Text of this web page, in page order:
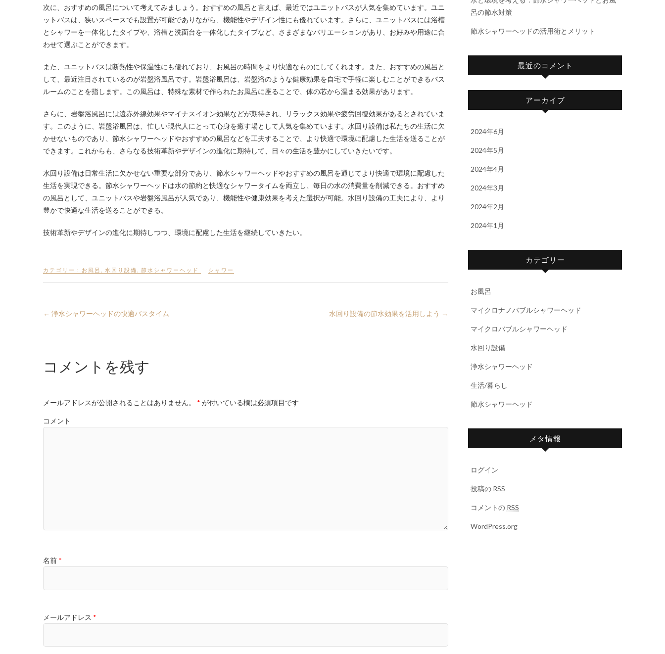
次に、おすすめの風呂について考えてみましょう。おすすめの風呂と言えば、最近ではユニットバスが人気を集めています。ユニ
ットバスは、狭いスペースでも設置が可能でありながら、機能性やデザイン性にも優れています。さらに、ユニットバスには浴槽
とシャワーを一体化したタイプや、浴槽と洗面台を一体化したタイプなど、さまざまなバリエーションがあり、お好みや用途に合
わせて選ぶことができます。
また、ユニットバスは断熱性や保温性にも優れており、お風呂の時間をより快適なものにしてくれます。また、おすすめの風呂と
して、最近注目されているのが岩盤浴風呂です。岩盤浴風呂は、岩盤浴のような健康効果を自宅で手軽に楽しむことができるバス
ルームのことを指します。この風呂は、特殊な素材で作られたお風呂に座ることで、体の芯から温まる効果があります。
さらに、岩盤浴風呂には遠赤外線効果やマイナスイオン効果などが期待され、リラックス効果や疲労回復効果があるとされていま
す。このように、岩盤浴風呂は、忙しい現代人にとって心身を癒す場として人気を集めています。水回り設備は私たちの生活に欠
かせないものであり、節水シャワーヘッドやおすすめの風呂などを工夫することで、より快適で環境に配慮した生活を送ることが
できます。これからも、さらなる技術革新やデザインの進化に期待して、日々の生活を豊かにしていきたいです。
水回り設備は日常生活に欠かせない重要な部分であり、節水シャワーヘッドやおすすめの風呂を通じてより快適で環境に配慮した
生活を実現できる。節水シャワーヘッドは水の節約と快適なシャワータイムを両立し、毎日の水の消費量を削減できる。おすすめ
の風呂として、ユニットバスや岩盤浴風呂が人気であり、機能性や健康効果を考えた選択が可能。水回り設備の工夫により、より
豊かで快適な生活を送ることができる。
技術革新やデザインの進化に期待しつつ、環境に配慮した生活を継続していきたい。
カテゴリー : お風呂 水回り設備 節水シャワーヘッド シャワー
← 浄水シャワーヘッドの快適バスタイム 水回り設備の節水効果を活用しよう →
コメントを残す
メールアドレスが公開されることはありません。 * が付いている欄は必須項目です
コメント
名前 *
メールアドレス *
呂の節水対策
節水シャワーヘッドの活用術とメリット
最近のコメント
アーカイブ
2024年6月
2024年5月
2024年4月
2024年3月
2024年2月
2024年1月
カテゴリー
お風呂
マイクロナノバブルシャワーヘッド
マイクロバブルシャワーヘッド
水回り設備
浄水シャワーヘッド
生活/暮らし
節水シャワーヘッド
メタ情報
ログイン
投稿の RSS
コメントの RSS
WordPress.org